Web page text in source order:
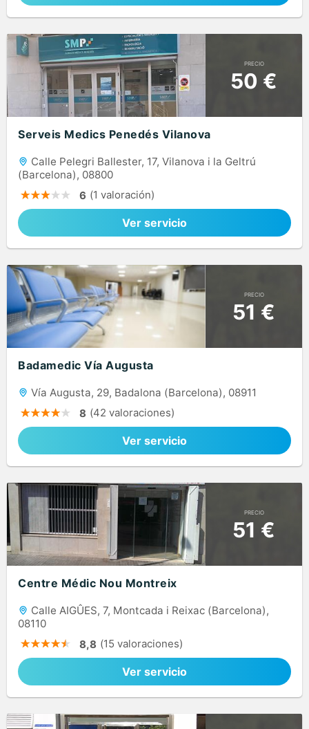
PRECIO
50 €
Serveis Medics Penedés Vilanova
Calle Pelegri Ballester, 17, Vilanova i la Geltrú
(Barcelona), 08800
6 (1 valoración)
Ver servicio
PRECIO
51 €
Badamedic Vía Augusta
Vía Augusta, 29, Badalona (Barcelona), 08911
8 (42 valoraciones)
Ver servicio
PRECIO
51 €
Centre Médic Nou Montreix
Calle AIGÛES, 7, Montcada i Reixac (Barcelona),
08110
8,8 (15 valoraciones)
Ver servicio